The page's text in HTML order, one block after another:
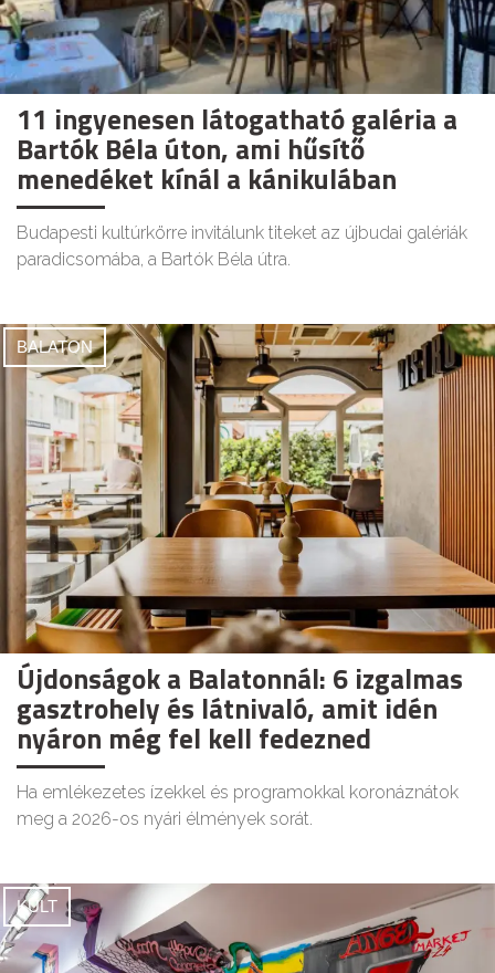
11 ingyenesen látogatható galéria a
Bartók Béla úton, ami hűsítő
menedéket kínál a kánikulában
Budapesti kultúrkörre invitálunk titeket az újbudai galériák
paradicsomába, a Bartók Béla útra.
BALATON
Újdonságok a Balatonnál: 6 izgalmas
gasztrohely és látnivaló, amit idén
nyáron még fel kell fedezned
Ha emlékezetes ízekkel és programokkal koronáznátok
meg a 2026-os nyári élmények sorát.
KULT